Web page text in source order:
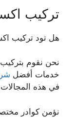
تركيب
هل تود تركيب
نحن نقوم
خدمات أفضل
في هذه
نؤمن كوادر